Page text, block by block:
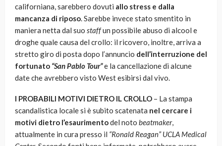
californiana, sarebbero dovuti allo stress e dalla
mancanza di riposo. Sarebbe invece stato smentito in
maniera netta dal suo staffun possibile abuso di alcool e
droghe quale causa del crollo: il ricovero, inoltre, arriva a
stretto giro di posta dopo l’annuncio dell’interruzione del
fortunato “San Pablo Tour”e la cancellazione di alcune
date che avrebbero visto West esibirsi dal vivo.
I PROBABILI MOTIVI DIETRO IL CROLLO – La stampa
scandalistica locale si è subito scatenata nel cercare i
motivi dietro l’esaurimentodel noto beatmaker,
attualmente in cura presso il “Ronald Reagan” UCLA Medical